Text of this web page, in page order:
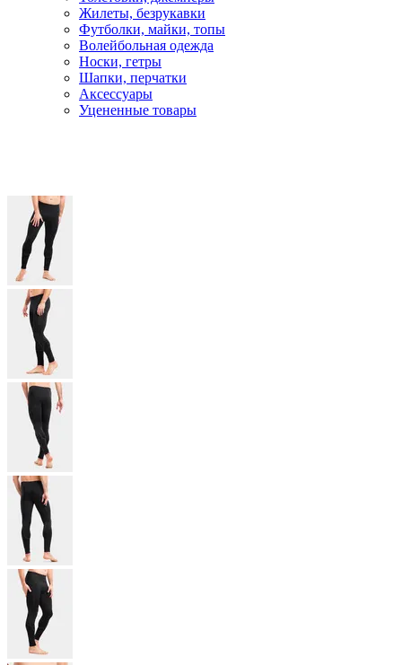
Жилеты, безрукавки
Футболки, майки, топы
Волейбольная одежда
Носки, гетры
Шапки, перчатки
Аксессуары
Уцененные товары